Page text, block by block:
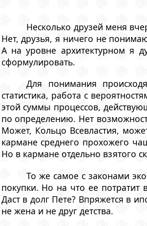
Несколько друзей меня
Нет, друзья, я ничего не
А на уровне архитектурном я
сформулировать.
Для понимания
статистика, работа с
этой суммы процессов,
по определению. Нет
Может, Кольцо Всевластия,
кармане среднего прохожего
Но в кармане отдельно взятого
То же самое с законами
покупки. Но на что ее потратит
Даст в долг Пете? Впряжется в
не жена и не друг детства.